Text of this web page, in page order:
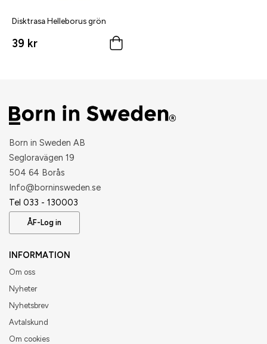
Disktrasa Helleborus grön
39 kr
Born in Sweden AB
Segloravägen 19
504 64 Borås
​Info@borninsweden.se
Tel 033 - 130003
ÅF-Log in
INFORMATION
Om oss
Nyheter
Nyhetsbrev
Avtalskund
Om cookies